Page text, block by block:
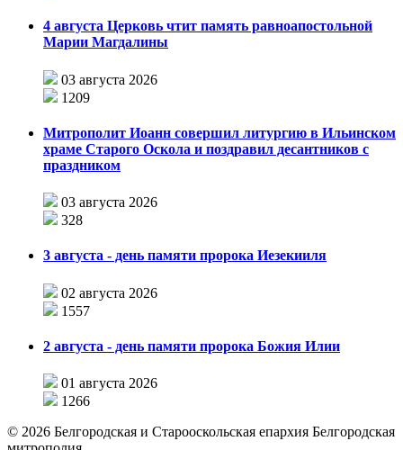
4 августа Церковь чтит память равноапостольной
Марии Магдалины
03 августа 2026
1209
Митрополит Иоанн совершил литургию в Ильинском
храме Старого Оскола и поздравил десантников с
праздником
03 августа 2026
328
3 августа - день памяти пророка Иезекииля
02 августа 2026
1557
2 августа - день памяти пророка Божия Илии
01 августа 2026
1266
© 2026 Белгородская и Старооскольская епархия Белгородская